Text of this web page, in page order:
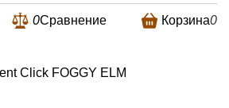
0Сравнение Корзина0
Click FOGGY ELM